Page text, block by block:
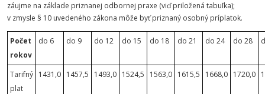
záujme na základe priznanej odbornej praxe (viď priložená tabuľka);
v zmysle § 10 uvedeného zákona môže byť priznaný osobný príplatok.
Počet
rokov
do 6 do 9 do 12 do 15 do 18 do 21 do 24 do 28
Tarifný
plat
1431,0 1457,5 1493,0 1524,5 1563,0 1615,5 1668,0 1720,0